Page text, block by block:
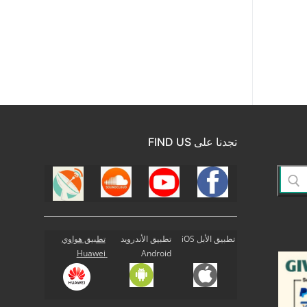
تجدنا على FIND US
تطبيق الأبل iOS
تطبيق الأندرويد
Android
تطبيق هواوي